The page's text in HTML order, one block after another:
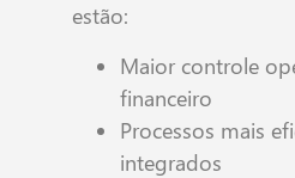
estão:
Maior controle
financeiro
Processos mais
integrados